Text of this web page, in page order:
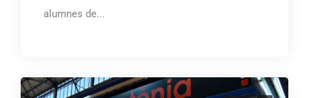
alumnes de...